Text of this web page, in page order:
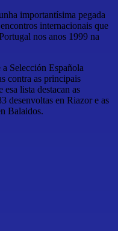
importantísima pegada
internacionais que
nos anos 1999 na
Selección Española
contra as principais
lista destacan as
desenvoltas en Riazor e as
Balaidos.